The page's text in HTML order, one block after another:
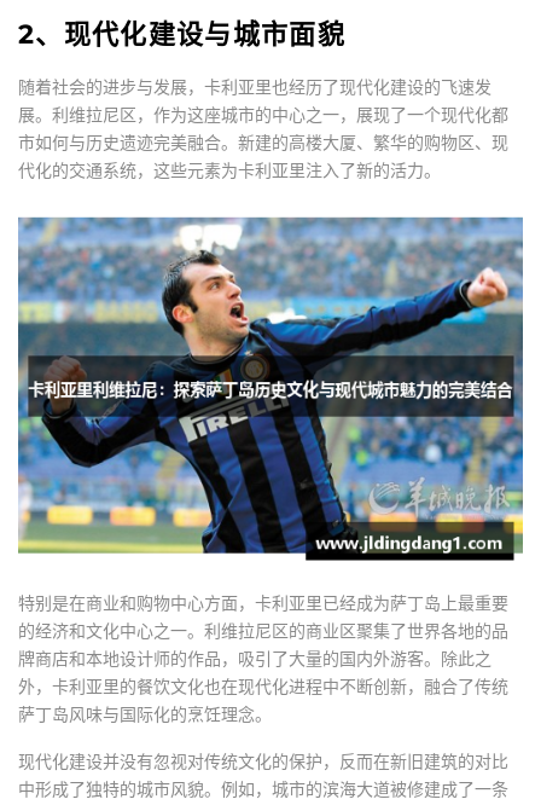
2、现代化建设与城市面貌
随着社会的进步与发展，卡利亚里也经历了现代化建设的飞速发
展。利维拉尼区，作为这座城市的中心之一，展现了一个现代化都
市如何与历史遗迹完美融合。新建的高楼大厦、繁华的购物区、现
代化的交通系统，这些元素为卡利亚里注入了新的活力。
特别是在商业和购物中心方面，卡利亚里已经成为萨丁岛上最重要
的经济和文化中心之一。利维拉尼区的商业区聚集了世界各地的品
牌商店和本地设计师的作品，吸引了大量的国内外游客。除此之
外，卡利亚里的餐饮文化也在现代化进程中不断创新，融合了传统
萨丁岛风味与国际化的烹饪理念。
现代化建设并没有忽视对传统文化的保护，反而在新旧建筑的对比
中形成了独特的城市风貌。例如，城市的滨海大道被修建成了一条